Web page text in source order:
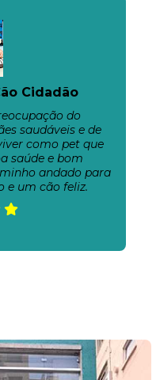
Cidadão
do
saudáveis e de
como pet que
saúde e bom
andado para
e um cão feliz.